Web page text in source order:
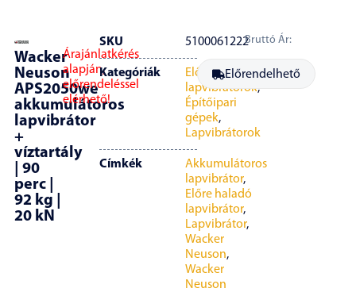
Wacker
Neuson
APS2050we
akkumulátoros
lapvibrátor
+
víztartály
| 90
perc |
92 kg |
20 kN
Árajánlatkérés
alapján,
előrendeléssel
elérhető!
SKU 5100061222
Kategóriák
Előre haladó
lapvibrátorok,
Építőipari
gépek,
Lapvibrátorok
Címkék
Akkumulátoros
lapvibrátor,
Előre haladó
lapvibrátor,
Lapvibrátor,
Wacker
Neuson,
Wacker
Neuson
Előrendelhető
Bruttó Ár: